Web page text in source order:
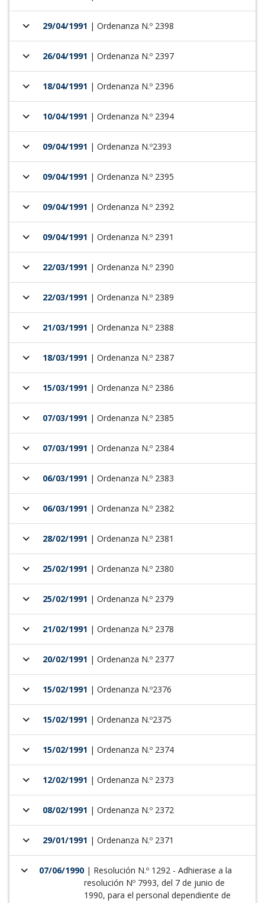
keyboard_arrow_down 29/04/1991 | Ordenanza N.º 2398
keyboard_arrow_down 26/04/1991 | Ordenanza N.º 2397
keyboard_arrow_down 18/04/1991 | Ordenanza N.º 2396
keyboard_arrow_down 10/04/1991 | Ordenanza N.º 2394
keyboard_arrow_down 09/04/1991 | Ordenanza N.º2393
keyboard_arrow_down 09/04/1991 | Ordenanza N.º 2395
keyboard_arrow_down 09/04/1991 | Ordenanza N.º 2392
keyboard_arrow_down 09/04/1991 | Ordenanza N.º 2391
keyboard_arrow_down 22/03/1991 | Ordenanza N.º 2390
keyboard_arrow_down 22/03/1991 | Ordenanza N.º 2389
keyboard_arrow_down 21/03/1991 | Ordenanza N.º 2388
keyboard_arrow_down 18/03/1991 | Ordenanza N.º 2387
keyboard_arrow_down 15/03/1991 | Ordenanza N.º 2386
keyboard_arrow_down 07/03/1991 | Ordenanza N.º 2385
keyboard_arrow_down 07/03/1991 | Ordenanza N.º 2384
keyboard_arrow_down 06/03/1991 | Ordenanza N.º 2383
keyboard_arrow_down 06/03/1991 | Ordenanza N.º 2382
keyboard_arrow_down 28/02/1991 | Ordenanza N.º 2381
keyboard_arrow_down 25/02/1991 | Ordenanza N.º 2380
keyboard_arrow_down 25/02/1991 | Ordenanza N.º 2379
keyboard_arrow_down 21/02/1991 | Ordenanza N.º 2378
keyboard_arrow_down 20/02/1991 | Ordenanza N.º 2377
keyboard_arrow_down 15/02/1991 | Ordenanza N.º2376
keyboard_arrow_down 15/02/1991 | Ordenanza N.º2375
keyboard_arrow_down 15/02/1991 | Ordenanza N.º 2374
keyboard_arrow_down 12/02/1991 | Ordenanza N.º 2373
keyboard_arrow_down 08/02/1991 | Ordenanza N.º 2372
keyboard_arrow_down 29/01/1991 | Ordenanza N.º 2371
keyboard_arrow_down 07/06/1990 | Resolución N.º 1292 - Adhierase a la
resolución Nº 7993, del 7 de junio de
1990, para el personal dependiente de